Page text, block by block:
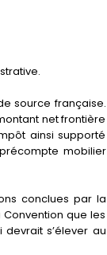
source française.
net frontière
ainsi supporté
mobilier
conclues par la
que les
s’élever au